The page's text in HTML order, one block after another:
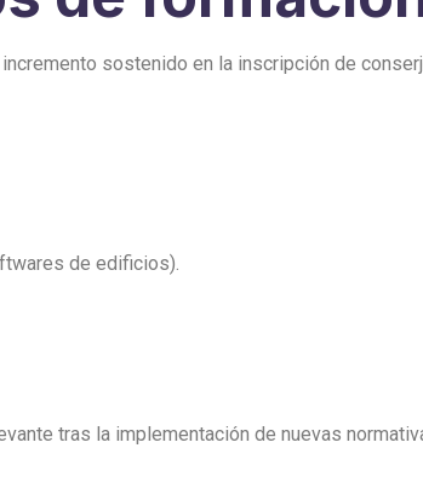
sostenido en la inscripción de
de edificios).
tras la implementación de nuevas